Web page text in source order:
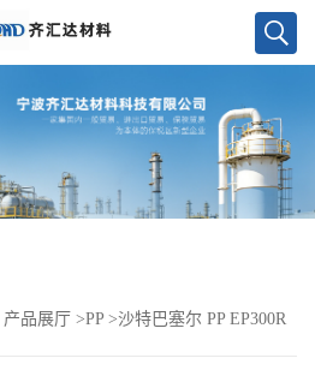
产品展厅 >PP >沙特巴塞尔 PP EP300R